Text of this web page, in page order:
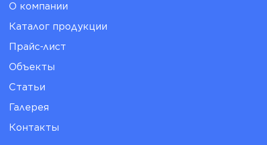
О компании
Каталог продукции
Прайс-лист
Объекты
Статьи
Галерея
Контакты